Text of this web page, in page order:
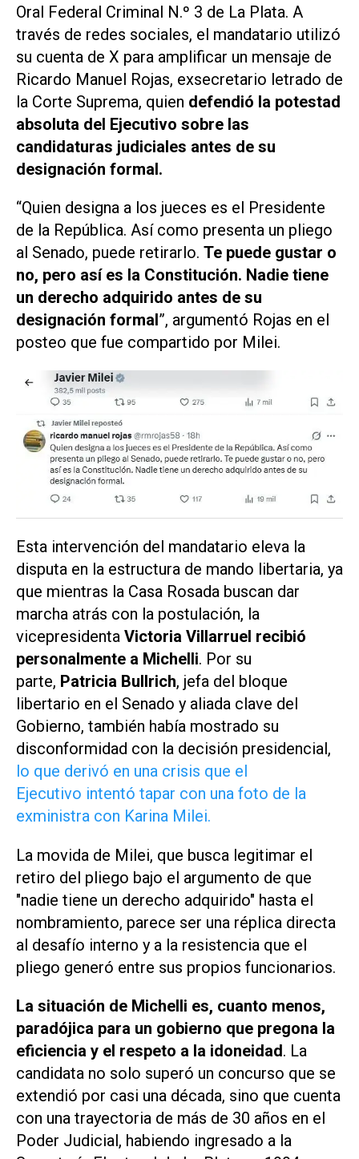
Oral Federal Criminal N.º 3 de La Plata. A
través de redes sociales, el mandatario utilizó
su cuenta de X para amplificar un mensaje de
Ricardo Manuel Rojas, exsecretario letrado de
la Corte Suprema, quien defendió la potestad
absoluta del Ejecutivo sobre las
candidaturas judiciales antes de su
designación formal.
“Quien designa a los jueces es el Presidente
de la República. Así como presenta un pliego
al Senado, puede retirarlo. Te puede gustar o
no, pero así es la Constitución. Nadie tiene
un derecho adquirido antes de su
designación formal”, argumentó Rojas en el
posteo que fue compartido por Milei.
Esta intervención del mandatario eleva la
disputa en la estructura de mando libertaria, ya
que mientras la Casa Rosada buscan dar
marcha atrás con la postulación, la
vicepresidenta Victoria Villarruel recibió
personalmente a Michelli. Por su
parte, Patricia Bullrich, jefa del bloque
libertario en el Senado y aliada clave del
Gobierno, también había mostrado su
disconformidad con la decisión presidencial,
lo que derivó en una crisis que el
Ejecutivo intentó tapar con una foto de la
exministra con Karina Milei.
La movida de Milei, que busca legitimar el
retiro del pliego bajo el argumento de que
"nadie tiene un derecho adquirido" hasta el
nombramiento, parece ser una réplica directa
al desafío interno y a la resistencia que el
pliego generó entre sus propios funcionarios.
La situación de Michelli es, cuanto menos,
paradójica para un gobierno que pregona la
eficiencia y el respeto a la idoneidad. La
candidata no solo superó un concurso que se
extendió por casi una década, sino que cuenta
con una trayectoria de más de 30 años en el
Poder Judicial, habiendo ingresado a la